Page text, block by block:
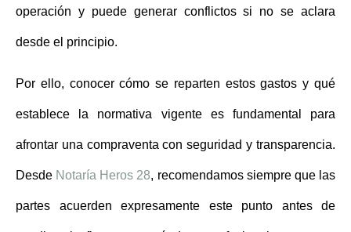
operación y puede generar conflictos si no se aclara
desde el principio.
Por ello, conocer cómo se reparten estos gastos y qué
establece la normativa vigente es fundamental para
afrontar una compraventa con seguridad y transparencia.
Desde Notaría Heros 28, recomendamos siempre que las
partes acuerden expresamente este punto antes de